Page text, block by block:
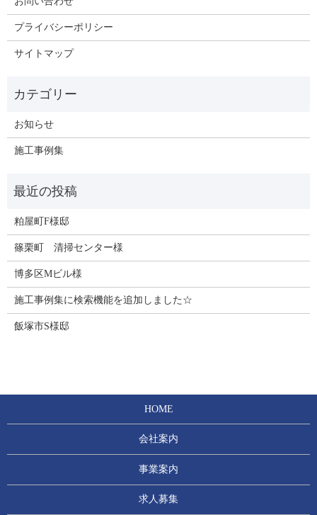
プライバシーポリシー
サイトマップ
お知らせ
施工事例集
粕屋町F様邸
篠栗町 清掃センター様
博多区Mビル様
施工事例集に検索機能を追加しました☆
飯塚市S様邸
HOME
会社案内
事業案内
求人募集